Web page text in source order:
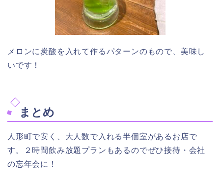
メロンに炭酸を入れて作るパターンのもので、美味し
いです！
まとめ
人形町で安く、大人数で入れる半個室があるお店で
す。２時間飲み放題プランもあるのでぜひ接待・会社
の忘年会に！